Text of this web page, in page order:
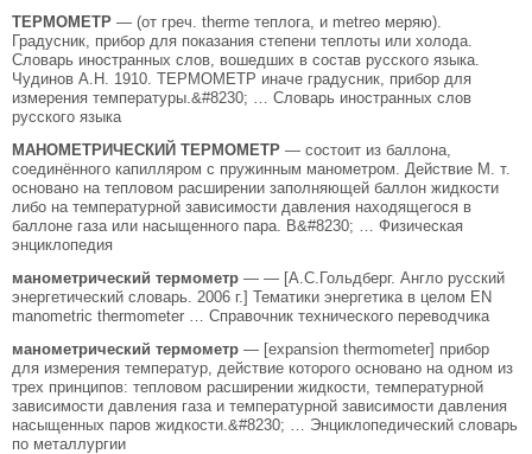
ТЕРМОМЕТР — (от греч. therme теплога, и metreo меряю).
Градусник, прибор для показания степени теплоты или холода.
Словарь иностранных слов, вошедших в состав русского языка.
Чудинов А.Н. 1910. ТЕРМОМЕТР иначе градусник, прибор для
измерения температуры.&#8230; … Словарь иностранных слов
русского языка
МАНОМЕТРИЧЕСКИЙ ТЕРМОМЕТР — состоит из баллона,
соединённого капилляром с пружинным манометром. Действие М. т.
основано на тепловом расширении заполняющей баллон жидкости
либо на температурной зависимости давления находящегося в
баллоне газа или насыщенного пара. В&#8230; … Физическая
энциклопедия
манометрический термометр — — [А.С.Гольдберг. Англо русский
энергетический словарь. 2006 г.] Тематики энергетика в целом EN
manometric thermometer … Справочник технического переводчика
манометрический термометр — [expansion thermometer] прибор
для измерения температур, действие которого основано на одном из
трех принципов: тепловом расширении жидкости, температурной
зависимости давления газа и температурной зависимости давления
насыщенных паров жидкости.&#8230; … Энциклопедический словарь
по металлургии